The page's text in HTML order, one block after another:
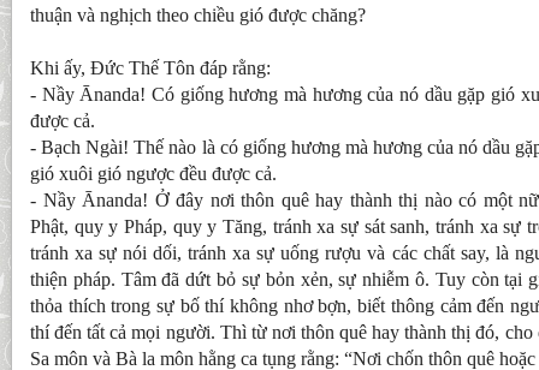
thuận và nghịch theo chiều gió được chăng?
Khi ấy, Đức Thế Tôn đáp rằng:
- Nầy Ānanda! Có giống hương mà hương của nó dầu gặp gió
được cả.
- Bạch Ngài! Thế nào là có giống hương mà hương của nó dầu
gió xuôi gió ngược đều được cả.
- Nầy Ānanda! Ở đây nơi thôn quê hay thành thị nào có một
Phật, quy y Pháp, quy y Tăng, tránh xa sự sát sanh, tránh xa sự
tránh xa sự nói dối, tránh xa sự uống rượu và các chất say, là
thiện pháp. Tâm đã dứt bỏ sự bỏn xẻn, sự nhiễm ô. Tuy còn tại
thỏa thích trong sự bố thí không nhơ bợn, biết thông cảm đến
thí đến tất cả mọi người. Thì từ nơi thôn quê hay thành thị đó,
Sa môn và Bà la môn hằng ca tụng rằng: “Nơi chốn thôn quê